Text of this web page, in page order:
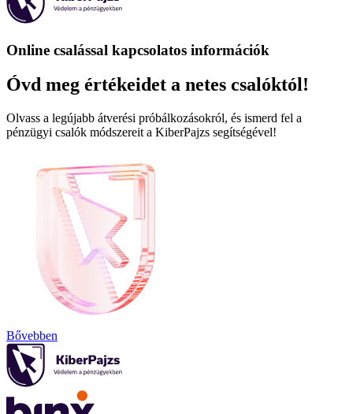
Online csalással kapcsolatos információk
Óvd meg értékeidet a netes csalóktól!
Olvass a legújabb átverési próbálkozásokról, és ismerd fel a
pénzügyi csalók módszereit a KiberPajzs segítségével!
Bővebben